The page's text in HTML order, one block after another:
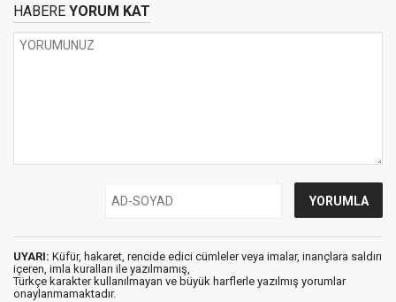
HABERE YORUM KAT
UYARI: Küfür, hakaret, rencide edici cümleler veya imalar, inançlara saldırı
içeren, imla kuralları ile yazılmamış,
Türkçe karakter kullanılmayan ve büyük harflerle yazılmış yorumlar
onaylanmamaktadır.